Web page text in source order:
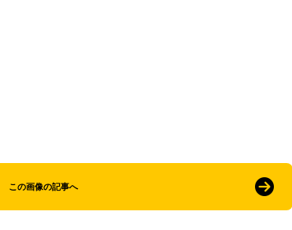
この画像の記事へ